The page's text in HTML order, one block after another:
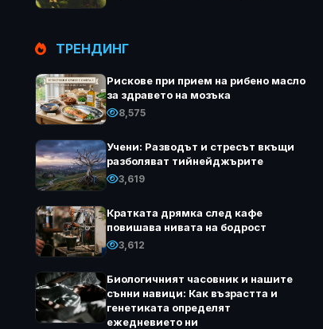
ТРЕНДИНГ
Рискове при прием на рибено масло
за здравето на мозъка
8,575
Учени: Разводът и стресът вкъщи
разболяват тийнейджърите
3,619
Кратката дрямка след кафе
повишава нивата на бодрост
3,612
Биологичният часовник и нашите
сънни навици: Как възрастта и
генетиката определят
ежедневието ни